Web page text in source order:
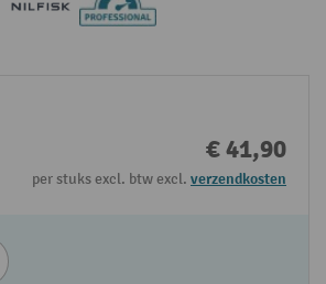
€ 41,90
per stuks excl. btw excl. verzendkosten